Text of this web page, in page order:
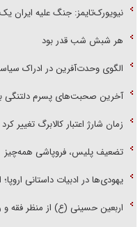
نیویورک‌تایمز: جنگ علیه ایران
هر شبش شب قدر بود
الگوی وحدت‌آفرین در ادراک
آخرین صحبت‌های پسرم دلتنگی
زمان شارژ اعتبار کالابرگ تغییر کرد
تضعیف پلیس، فروپاشی همه‌چیز
یهودی‌ها در ادبیات داستانی
اربعین حسینی (ع) از منظر فقه و